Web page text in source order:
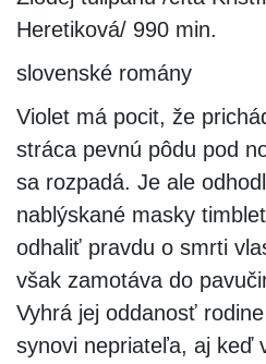
Heretiková/ 990 min.
slovenské romány
Violet má pocit, že
stráca pevnú pôdu pod
sa rozpadá. Je ale
nablýskané masky
odhaliť pravdu o smrti
však zamotáva do
Vyhrá jej oddanosť
synovi nepriateľa, aj keď